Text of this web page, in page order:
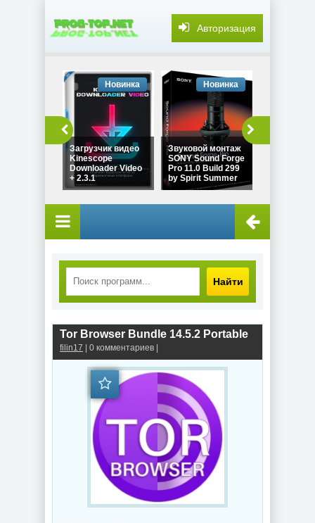
Авторизация
Загрузчик видео
Kinescope
Downloader Video
+ 2.3.1
Новинка
Звуковой монтаж
SONY Sound Forge
Pro 11.0 Build 299
by Spirit Summer
Новинка
Найти
Tor Browser Bundle 14.5.2 Portable
filin17 | 0 комментариев |